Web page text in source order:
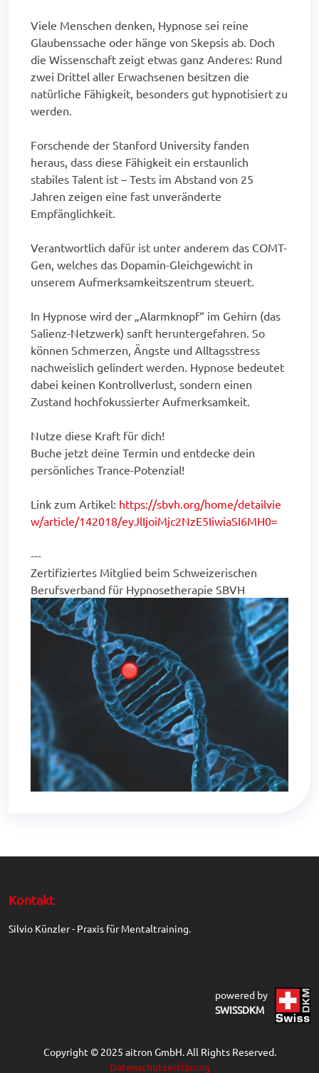
Viele Menschen denken, Hypnose sei reine
Glaubenssache oder hänge von Skepsis ab. Doch
die Wissenschaft zeigt etwas ganz Anderes: Rund
zwei Drittel aller Erwachsenen besitzen die
natürliche Fähigkeit, besonders gut hypnotisiert zu
werden.
Forschende der Stanford University fanden
heraus, dass diese Fähigkeit ein erstaunlich
stabiles Talent ist – Tests im Abstand von 25
Jahren zeigen eine fast unveränderte
Empfänglichkeit.
Verantwortlich dafür ist unter anderem das COMT-
Gen, welches das Dopamin-Gleichgewicht in
unserem Aufmerksamkeitszentrum steuert.
In Hypnose wird der „Alarmknopf“ im Gehirn (das
Salienz-Netzwerk) sanft heruntergefahren. So
können Schmerzen, Ängste und Alltagsstress
nachweislich gelindert werden. Hypnose bedeutet
dabei keinen Kontrollverlust, sondern einen
Zustand hochfokussierter Aufmerksamkeit.
Nutze diese Kraft für dich!
Buche jetzt deine Termin und entdecke dein
persönliches Trance-Potenzial!
Link zum Artikel: https://sbvh.org/home/detailvie
w/article/142018/eyJlIjoiMjc2NzE5IiwiaSI6MH0=
---
Zertifiziertes Mitglied beim Schweizerischen
Berufsverband für Hypnosetherapie SBVH
Kontakt
Silvio Künzler - Praxis für Mentaltraining.
powered by
SWISSDKM
Copyright © 2025 aitron GmbH. All Rights Reserved.
Datenschutzerklärung